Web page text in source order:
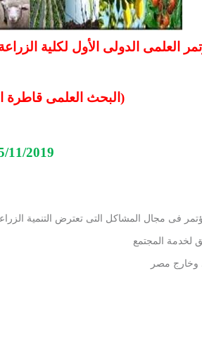
العلمى الدولى الأول لكلية
(البحث العلمى قاطرة
11/2019